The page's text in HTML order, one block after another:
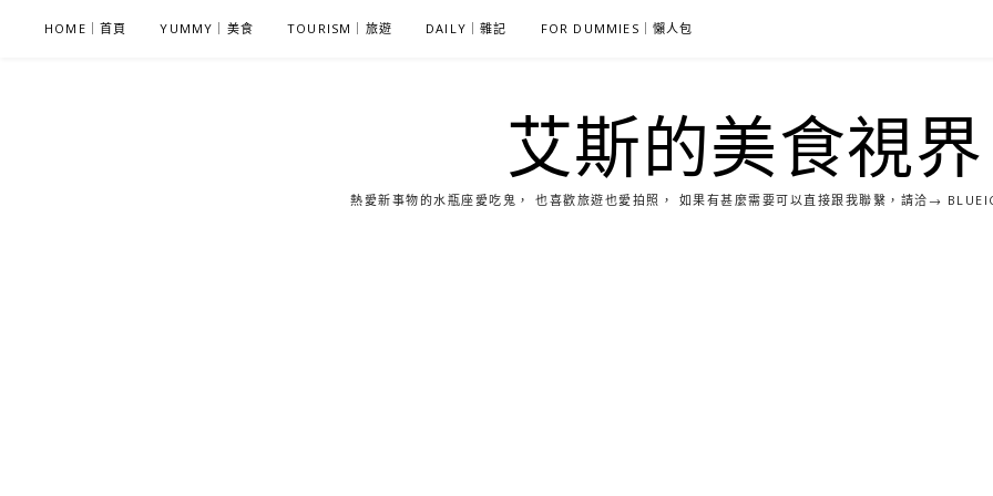
HOME｜首頁 YUMMY｜美食 TOURISM｜旅遊 DAILY｜雜記 FOR DUMMIES｜懶人包
艾斯的美食視界
熱愛新事物的水瓶座愛吃鬼， 也喜歡旅遊也愛拍照， 如果有甚麼需要可以直接跟我聯繫，請洽→